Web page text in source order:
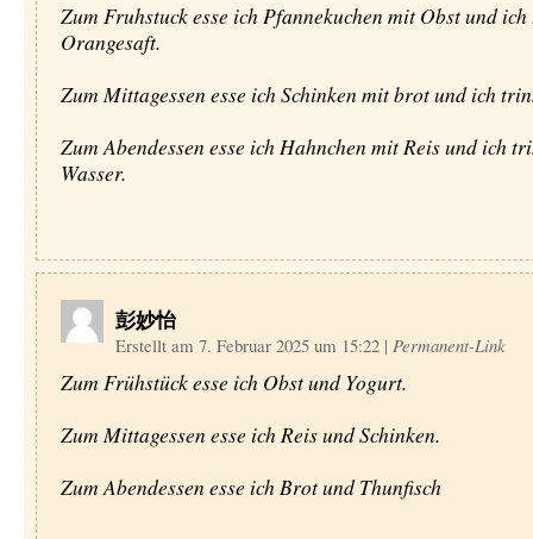
Zum Fruhstuck esse ich Pfannekuchen mit Obst und
Orangesaft.
Zum Mittagessen esse ich Schinken mit brot und ich
Zum Abendessen esse ich Hahnchen mit Reis und ich
Wasser.
彭妙怡
Erstellt am 7. Februar 2025 um 15:22 | Permanent-Link
Zum Frühstück esse ich Obst und Yogurt.
Zum Mittagessen esse ich Reis und Schinken.
Zum Abendessen esse ich Brot und Thunfisch